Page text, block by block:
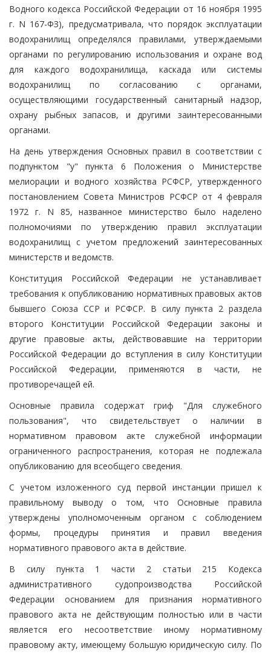
Водного кодекса Российской Федерации от 16 ноября 1995
г. N 167-ФЗ), предусматривала, что порядок эксплуатации
водохранилищ определялся правилами, утверждаемыми
органами по регулированию использования и охране вод
для каждого водохранилища, каскада или системы
водохранилищ по согласованию с органами,
осуществляющими государственный санитарный надзор,
охрану рыбных запасов, и другими заинтересованными
органами.
На день утверждения Основных правил в соответствии с
подпунктом "у" пункта 6 Положения о Министерстве
мелиорации и водного хозяйства РСФСР, утвержденного
постановлением Совета Министров РСФСР от 4 февраля
1972 г. N 85, названное министерство было наделено
полномочиями по утверждению правил эксплуатации
водохранилищ с учетом предложений заинтересованных
министерств и ведомств.
Конституция Российской Федерации не устанавливает
требования к опубликованию нормативных правовых актов
бывшего Союза ССР и РСФСР. В силу пункта 2 раздела
второго Конституции Российской Федерации законы и
другие правовые акты, действовавшие на территории
Российской Федерации до вступления в силу Конституции
Российской Федерации, применяются в части, не
противоречащей ей.
Основные правила содержат гриф "Для служебного
пользования", что свидетельствует о наличии в
нормативном правовом акте служебной информации
ограниченного распространения, которая не подлежала
опубликованию для всеобщего сведения.
С учетом изложенного суд первой инстанции пришел к
правильному выводу о том, что Основные правила
утверждены уполномоченным органом с соблюдением
формы, процедуры принятия и правил введения
нормативного правового акта в действие.
В силу пункта 1 части 2 статьи 215 Кодекса
административного судопроизводства Российской
Федерации основанием для признания нормативного
правового акта не действующим полностью или в части
является его несоответствие иному нормативному
правовому акту, имеющему большую юридическую силу. По